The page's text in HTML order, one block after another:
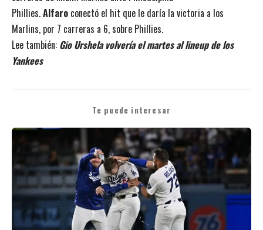
Phillies.Alfaro conectó el hit que le daría la victoria a los
Marlins, por 7 carreras a 6, sobre Phillies.
Lee también: Gio Urshela volvería el martes al lineup de los
Yankees
Te puede interesar